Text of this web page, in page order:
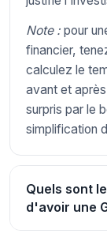
Note : pour
financier,
calculez le
avant et
surpris par le
simplification
Quels sont
d'avoir une